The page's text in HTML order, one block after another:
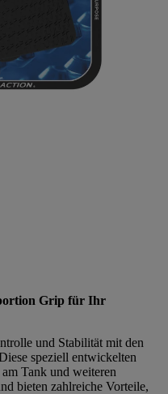
Grip für Ihr
und Stabilität mit den
speziell entwickelten
Tank und weiteren
bieten zahlreiche Vorteile,